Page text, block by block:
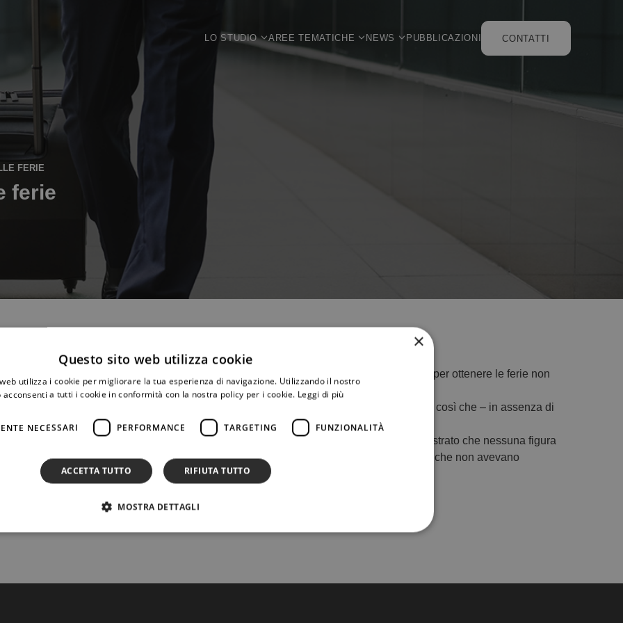
LO STUDIO AREE TEMATICHE NEWS PUBBLICAZIONI CONTATTI
FERIE
ferie
ha assistito un’azienda di trasporto urbano nell’azione proposta da due dirigenti per ottenere le ferie non
direttivo è escluso dalla disciplina legale delle limitazioni dell’orario di lavoro così che – in assenza di
individuale) – non può parlarsi di normale orario di lavoro.
che i lavoratori rivestivano un ruolo apicale e l’istruttoria espletata aveva dimostrato che nessuna figura
delle ferie. Il mancato godimento era pertanto imputabile agli stessi dirigenti, che non avevano
o di specifiche esigenze aziendali.
×
Questo sito web utilizza cookie
utilizza i cookie per migliorare la tua esperienza di navigazione. Utilizzando il nostro
acconsenti a tutti i cookie in conformità con la nostra policy per i cookie. Leggi di più
NECESSARI PERFORMANCE TARGETING FUNZIONALITÀ
ACCETTA TUTTO RIFIUTA TUTTO
MOSTRA DETTAGLI